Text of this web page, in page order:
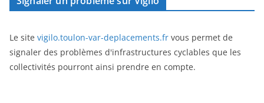
Le site vigilo.toulon-var-deplacements.fr vous permet de
signaler des problèmes d'infrastructures cyclables que les
collectivités pourront ainsi prendre en compte.